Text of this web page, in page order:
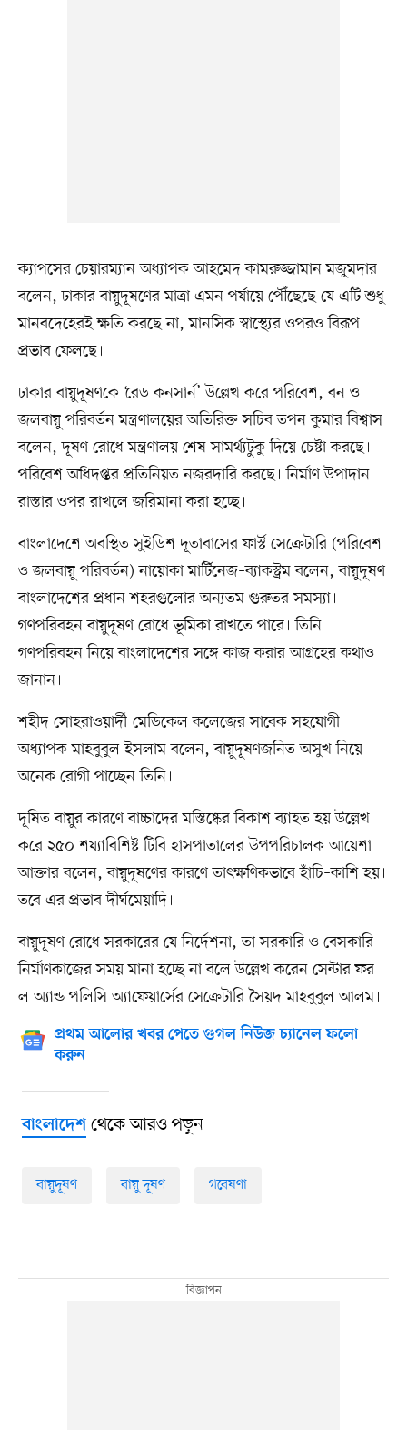
ক্যাপসের চেয়ারম্যান অধ্যাপক আহমেদ কামরুজ্জামান মজুমদার
বলেন, ঢাকার বায়ুদূষণের মাত্রা এমন পর্যায়ে পৌঁছেছে যে এটি শুধু
মানবদেহেরই ক্ষতি করছে না, মানসিক স্বাস্থ্যের ওপরও বিরূপ
প্রভাব ফেলছে।
ঢাকার বায়ুদূষণকে ‘রেড কনসার্ন’ উল্লেখ করে পরিবেশ, বন ও
জলবায়ু পরিবর্তন মন্ত্রণালয়ের অতিরিক্ত সচিব তপন কুমার বিশ্বাস
বলেন, দূষণ রোধে মন্ত্রণালয় শেষ সামর্থ্যটুকু দিয়ে চেষ্টা করছে।
পরিবেশ অধিদপ্তর প্রতিনিয়ত নজরদারি করছে। নির্মাণ উপাদান
রাস্তার ওপর রাখলে জরিমানা করা হচ্ছে।
বাংলাদেশে অবস্থিত সুইডিশ দূতাবাসের ফার্স্ট সেক্রেটারি (পরিবেশ
ও জলবায়ু পরিবর্তন) নায়োকা মার্টিনেজ–ব্যাকস্ট্রম বলেন, বায়ুদূষণ
বাংলাদেশের প্রধান শহরগুলোর অন্যতম গুরুতর সমস্যা।
গণপরিবহন বায়ুদূষণ রোধে ভূমিকা রাখতে পারে। তিনি
গণপরিবহন নিয়ে বাংলাদেশের সঙ্গে কাজ করার আগ্রহের কথাও
জানান।
শহীদ সোহরাওয়ার্দী মেডিকেল কলেজের সাবেক সহযোগী
অধ্যাপক মাহবুবুল ইসলাম বলেন, বায়ুদূষণজনিত অসুখ নিয়ে
অনেক রোগী পাচ্ছেন তিনি।
দূষিত বায়ুর কারণে বাচ্চাদের মস্তিষ্কের বিকাশ ব্যাহত হয় উল্লেখ
করে ২৫০ শয্যাবিশিষ্ট টিবি হাসপাতালের উপপরিচালক আয়েশা
আক্তার বলেন, বায়ুদূষণের কারণে তাৎক্ষণিকভাবে হাঁচি–কাশি হয়।
তবে এর প্রভাব দীর্ঘমেয়াদি।
বায়ুদূষণ রোধে সরকারের যে নির্দেশনা, তা সরকারি ও বেসকারি
নির্মাণকাজের সময় মানা হচ্ছে না বলে উল্লেখ করেন সেন্টার ফর
ল অ্যান্ড পলিসি অ্যাফেয়ার্সের সেক্রেটারি সৈয়দ মাহবুবুল আলম।
প্রথম আলোর খবর পেতে গুগল নিউজ চ্যানেল ফলো
করুন
বাংলাদেশথেকে আরও পড়ুন
বায়ুদূষণ বায়ু দূষণ গবেষণা